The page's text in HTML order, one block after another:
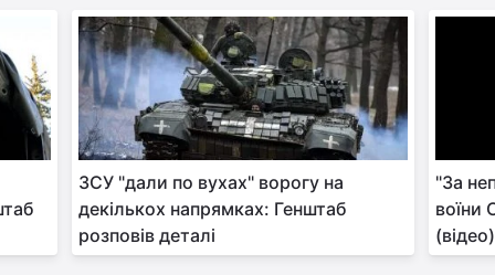
ЗСУ "дали по вухах" ворогу на
декількох напрямках: Генштаб
розповів деталі
"За
воїни
(відео)